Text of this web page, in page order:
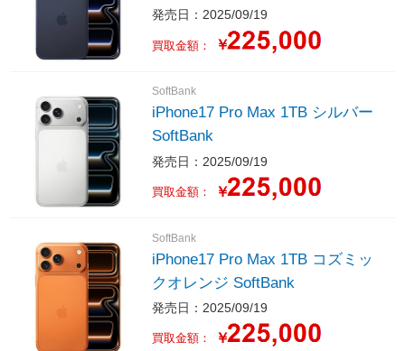
発売日：2025/09/19
買取金額： ￥
SoftBank
iPhone17 Pro Max 1TB シルバー
SoftBank
発売日：2025/09/19
買取金額： ￥
SoftBank
iPhone17 Pro Max 1TB コズミッ
クオレンジ SoftBank
発売日：2025/09/19
買取金額： ￥